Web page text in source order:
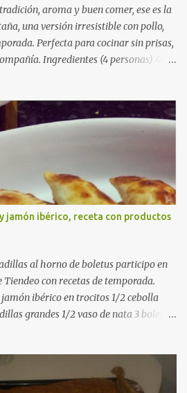
aroma y buen comer, ese es la
una versión irresistible con pollo,
Perfecta para cocinar sin prisas,
Ingredientes (4 personas) 400
rallados 1,2 litros de caldo de
de hebras de azafrán 1 cucharadita de
ajo Aceite de oliva virgen extra Sal al
de romero Elaboración 1. Prepara las
retira las hojas duras y córtalas en
Reserva en agua con limón para
carnes En la paellera, añade un buen
bien el pollo y las costillas a fuego
cuanto más dorado, más sabor ten...
jamón ibérico, receta con productos
al horno de boletus participo en
Tiendeo con recetas de temporada.
ibérico en trocitos 1/2 cebolla
grandes 1/2 vaso de nata 3 boletus
de horno Elaboración: Precalentar el
cebolla y la doramos en una sartén